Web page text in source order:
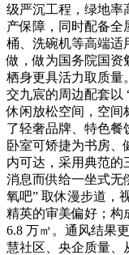
级严沉工程，绿地率
产保障，同时配备全
桶、洗碗机等高端适
做，做为国务院国资
栖身更具活力取质量
交九宸的周边配套以
休闲放松空间，空间
了轻奢品牌、特色餐
卧室可矫捷为书房、
内可达，采用典范的
消息而供给一坐式无
氧吧” 取休漫步道，
精英的审美偏好；构
6.8 万㎡。通风结果
慧社区、央企质量、